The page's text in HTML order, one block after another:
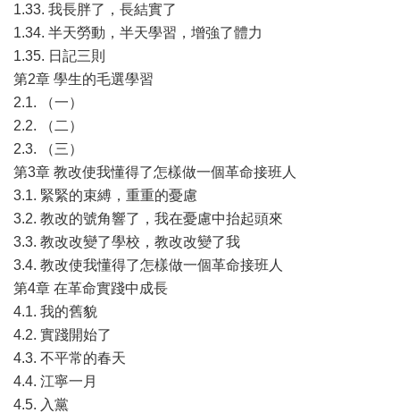
1.33. 我長胖了，長結實了
1.34. 半天勞動，半天學習，增強了體力
1.35. 日記三則
第2章 學生的毛選學習
2.1. （一）
2.2. （二）
2.3. （三）
第3章 教改使我懂得了怎樣做一個革命接班人
3.1. 緊緊的束縛，重重的憂慮
3.2. 教改的號角響了，我在憂慮中抬起頭來
3.3. 教改改變了學校，教改改變了我
3.4. 教改使我懂得了怎樣做一個革命接班人
第4章 在革命實踐中成長
4.1. 我的舊貌
4.2. 實踐開始了
4.3. 不平常的春天
4.4. 江寧一月
4.5. 入黨